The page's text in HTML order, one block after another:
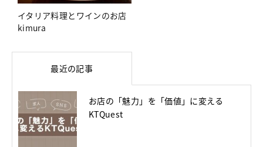
イタリア料理とワインのお店
kimura
最近の記事
お店の「魅力」を「価値」に変える
KTQuest